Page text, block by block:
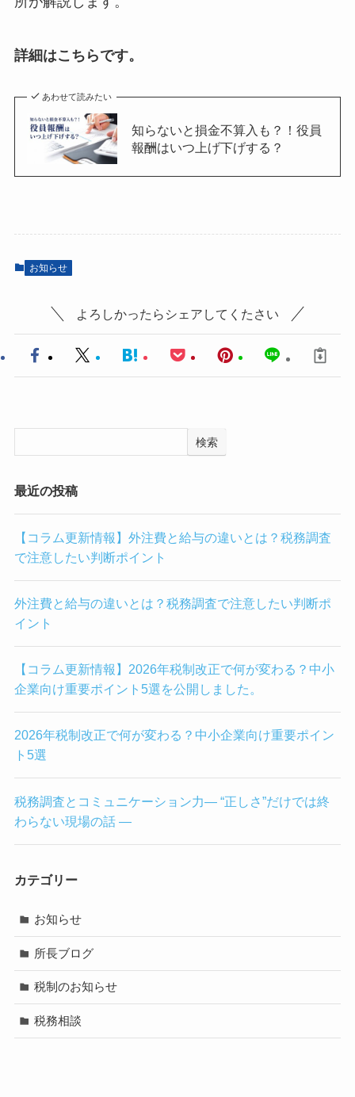
詳細はこちらです。
あわせて読みたい
知らないと損金不算入も？！役員
報酬はいつ上げ下げする？
お知らせ
よろしかったらシェアしてくたさい
検索
最近の投稿
【コラム更新情報】外注費と給与の違いとは？税務調査
で注意したい判断ポイント
外注費と給与の違いとは？税務調査で注意したい判断ポ
イント
【コラム更新情報】2026年税制改正で何が変わる？中小
企業向け重要ポイント5選を公開しました。
2026年税制改正で何が変わる？中小企業向け重要ポイン
ト5選
税務調査とコミュニケーション力― “正しさ”だけでは終
わらない現場の話 ―
カテゴリー
お知らせ
所長ブログ
税制のお知らせ
税務相談